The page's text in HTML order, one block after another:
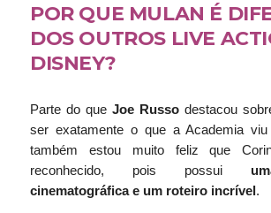
POR QUE MULAN É
DOS OUTROS LIVE
DISNEY?
Parte do que Joe Russo destacou
ser exatamente o que a Academia
também estou muito feliz que
reconhecido, pois possui
cinematográfica e um roteiro incrível.